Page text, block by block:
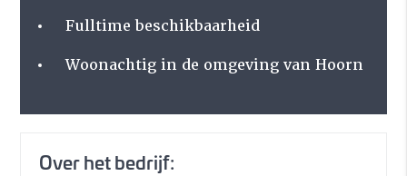
Fulltime beschikbaarheid
Woonachtig in de omgeving van Hoorn
Over het bedrijf: